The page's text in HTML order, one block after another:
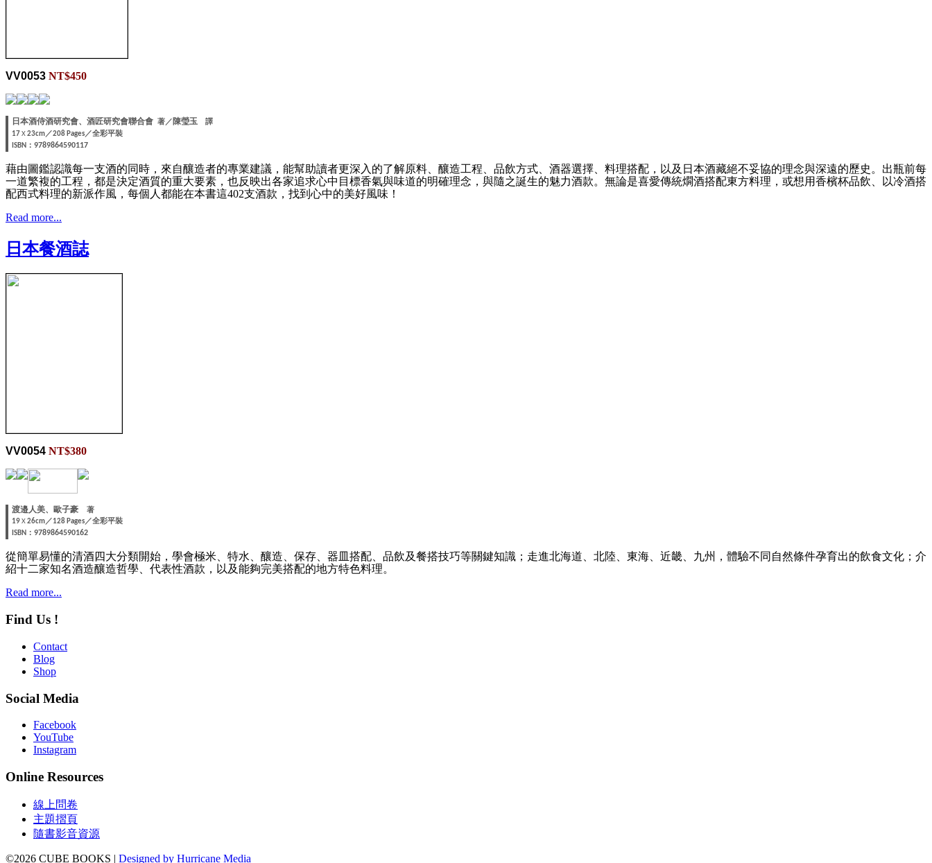
VV0053 NT$450
日本酒侍酒研究會、酒匠研究會聯合會著／陳瑩玉
譯
17 X23cm／208 Pages／全彩平裝
ISBN ：9789864590117
藉由圖鑑認識每一支酒的同時，來自釀造者的專業建議，能幫助讀者更深入的了解原料、釀造工程、品飲方式、酒器選擇、料理搭配，以及日本酒藏絕不妥協的理念與深遠的歷史。出瓶前每
一道繁複的工程，都是決定酒質的重大要素，也反映出各家追求心中目標香氣與味道的明確理念，與隨之誕生的魅力酒款。無論是喜愛傳統燗酒搭配東方料理，或想用香檳杯品飲、以冷酒搭
配西式料理的新派作風，每個人都能在本書這402支酒款，找到心中的美好風味！
Read more...
日本餐酒誌
VV0054 NT$380
渡邉人美、歐子豪著
19X26cm／ 128 Pages／全彩平裝
ISBN ：9789864590162
從簡單易懂的清酒四大分類開始，學會極米、特水、釀造、保存、器皿搭配、品飲及餐搭技巧等關鍵知識；走進北海道、北陸、東海、近畿、九州，體驗不同自然條件孕育出的飲食文化；介
紹十二家知名酒造釀造哲學、代表性酒款，以及能夠完美搭配的地方特色料理。
Read more...
Find Us !
Contact
Blog
Shop
Social Media
Facebook
YouTube
Instagram
Online Resources
線上問卷
主題摺頁
隨書影音資源
©2026 CUBE BOOKS | Designed by Hurricane Media